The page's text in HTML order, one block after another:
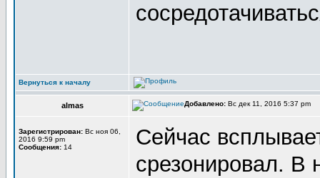
Вернуться к началу
almas Добавлено: Вс дек 11, 2016 5:37 pm
Зарегистрирован: Вс ноя 06,
2016 9:59 pm
Сообщения: 14
Сейчас
срезонировал. В